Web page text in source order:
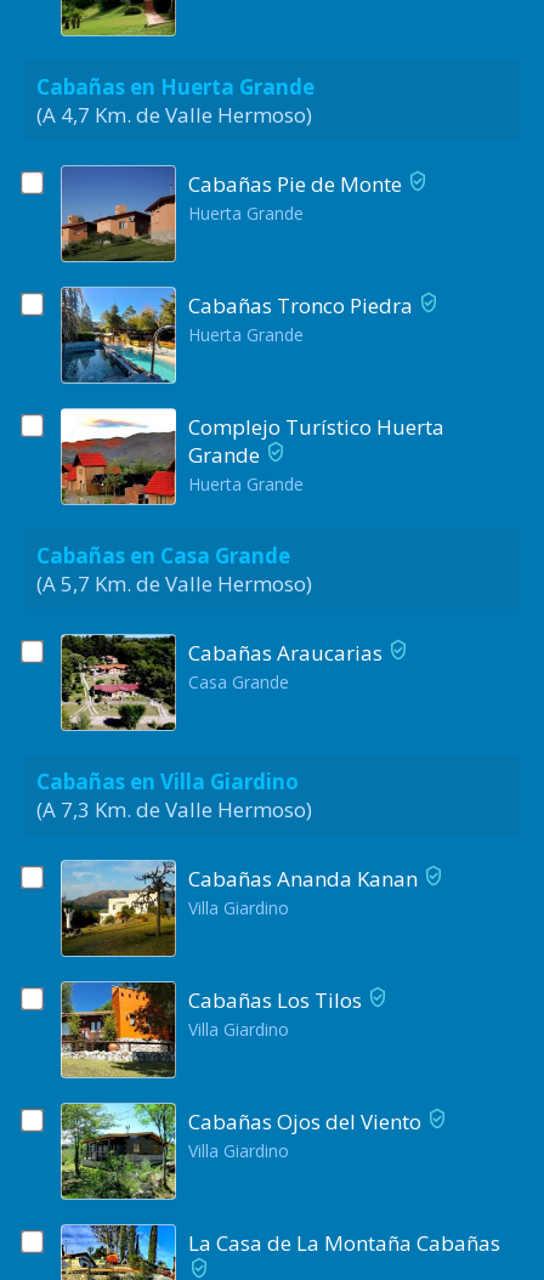
Cabañas en Huerta Grande
(A 4,7 Km. de Valle Hermoso)
Cabañas Pie de Monte
Huerta Grande
Cabañas Tronco Piedra
Huerta Grande
Complejo Turístico Huerta
Grande
Huerta Grande
Cabañas en Casa Grande
(A 5,7 Km. de Valle Hermoso)
Cabañas Araucarias
Casa Grande
Cabañas en Villa Giardino
(A 7,3 Km. de Valle Hermoso)
Cabañas Ananda Kanan
Villa Giardino
Cabañas Los Tilos
Villa Giardino
Cabañas Ojos del Viento
Villa Giardino
La Casa de La Montaña Cabañas